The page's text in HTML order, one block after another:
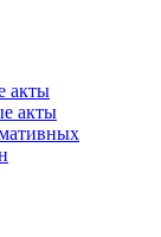
акты
акты